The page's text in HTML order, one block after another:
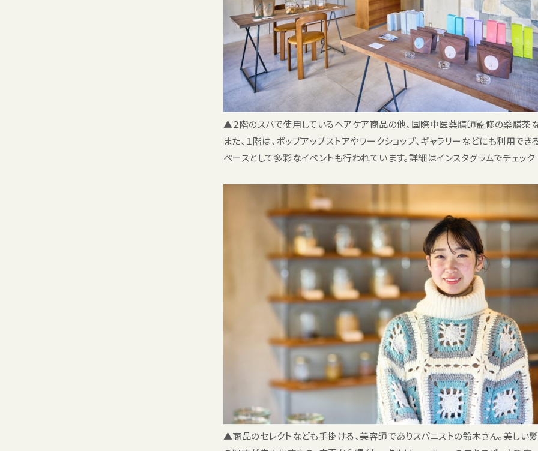
▲２階のスパで使用しているヘアケア商品の他、国際中医薬膳師監修の薬膳茶
また、１階は、ポップアップストアやワークショップ、ギャラリーなどにも利用でき
ペースとして多彩なイベントも行われています。詳細はインスタグラムでチェック
▲商品のセレクトなども手掛ける、美容師でありスパニストの鈴木さん。美しい